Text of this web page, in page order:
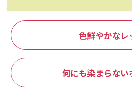
色鮮やかなレ
何にも染まらない